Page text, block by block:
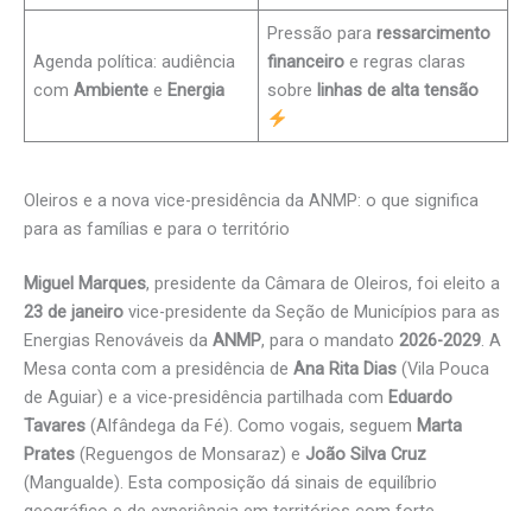
Agenda política: audiência
comAmbiente e Energia
Pressão pararessarcimento
financeiro e regras claras
sobre linhas de alta tensão
Oleiros e a nova vice-presidência da ANMP: o que significa
para as famílias e para o território
Miguel Marques, presidente da Câmara de Oleiros, foi eleito a
23 de janeiro vice-presidente da Seção de Municípios para as
Energias Renováveis da ANMP, para o mandato 2026-2029. A
Mesa conta com a presidência de Ana Rita Dias (Vila Pouca
de Aguiar) e a vice-presidência partilhada com Eduardo
Tavares (Alfândega da Fé). Como vogais, seguem Marta
Prates (Reguengos de Monsaraz) e João Silva Cruz
(Mangualde). Esta composição dá sinais de equilíbrio